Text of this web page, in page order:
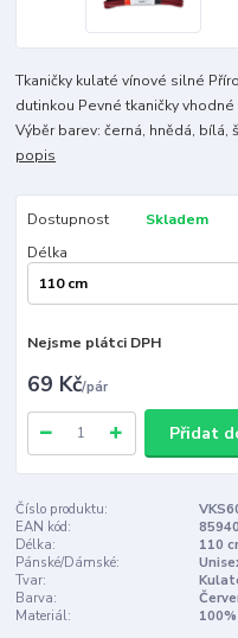
Tkaničky kulaté vínové silné
dutinkou Pevné tkaničky
Výběr barev: černá, hnědá, bílá,
popis
Dostupnost
Skladem
Délka
Nejsme plátci DPH
69 Kč/pár
Přidat
Číslo produktu:
EAN kód:
Délka:
110
Pánské/Dámské:
Tvar:
Barva:
Materiál: